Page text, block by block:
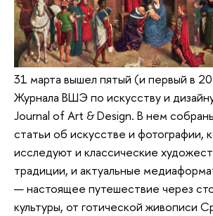
31 марта вышел пятый (и первый в
Журнала ВШЭ по искусству и
Journal of Art & Design. В нем
статьи об искусстве и фотографии,
исследуют и классические
традиции, и актуальные
— настоящее путешествие через
культуры, от готической живописи